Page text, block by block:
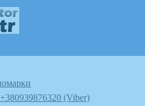
(Viber)